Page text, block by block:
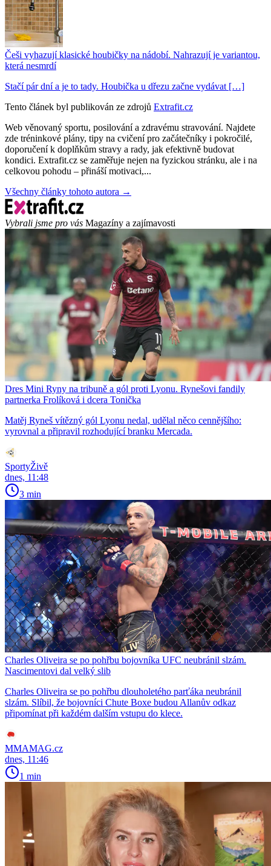
Češi vyhazují klasické houbičky na nádobí. Nahrazují je variantou,
která nesmrdí
Stačí pár dní a je to tady. Houbička u dřezu začne vydávat […]
Tento článek byl publikován ze zdrojů Extrafit.cz
Web věnovaný sportu, posilování a zdravému stravování. Najdete
zde tréninkové plány, tipy na cvičení pro začátečníky i pokročilé,
doporučení k doplňkům stravy a rady, jak efektivně budovat
kondici. Extrafit.cz se zaměřuje nejen na fyzickou stránku, ale i na
celkovou pohodu – přináší motivaci,...
Všechny články tohoto autora →
Vybrali jsme pro vás Magazíny a zajímavosti
Dres Mini Ryny na tribuně a gól proti Lyonu. Rynešovi fandily
partnerka Frolíková i dcera Tonička
Matěj Ryneš vítězný gól Lyonu nedal, udělal něco cennějšího:
vyrovnal a připravil rozhodující branku Mercada.
SportyŽivě
dnes, 11:48
3 min
Charles Oliveira se po pohřbu bojovníka UFC neubránil slzám.
Nascimentovi dal velký slib
Charles Oliveira se po pohřbu dlouholetého parťáka neubránil
slzám. Slíbil, že bojovníci Chute Boxe budou Allanův odkaz
připomínat při každém dalším vstupu do klece.
MMAMAG.cz
dnes, 11:46
1 min